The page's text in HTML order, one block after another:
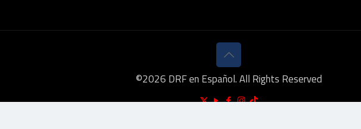
©2026 DRF en Español. All Rights Reserved